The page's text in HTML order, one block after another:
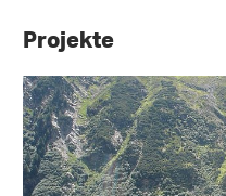
Projekte